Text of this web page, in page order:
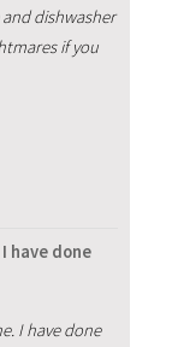
dishwasher
if you
have done
I have done